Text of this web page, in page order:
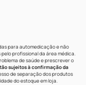
para automedicação e não
profissional da área médica.
de saúde e prescrever o
sujeitos à confirmação da
de separação dos produtos
do estoque em loja.